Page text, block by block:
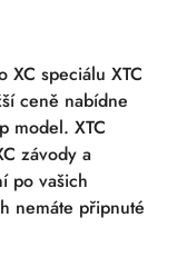
XC speciálu XTC
ceně nabídne
model. XTC
závody a
po vašich
nemáte připnuté